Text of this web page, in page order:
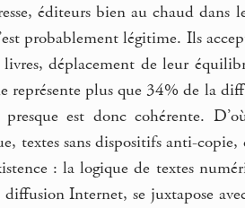
éditeurs bien au chaud
probablement légitime. Ils
déplacement de leur
représente plus que 34% de la
est donc cohérente.
textes sans dispositifs anti-
: la logique de textes
Internet, se juxtapose